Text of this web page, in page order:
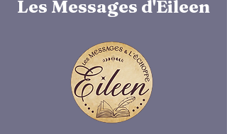
Les Messages d'Eileen